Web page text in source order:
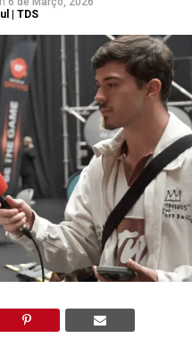
| TDS